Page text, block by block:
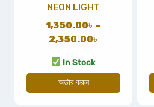
NEON LIGHT
1,350.00৳ –
2,350.00৳
In Stock
অর্ডার করুন